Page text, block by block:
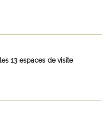
13 espaces de visite